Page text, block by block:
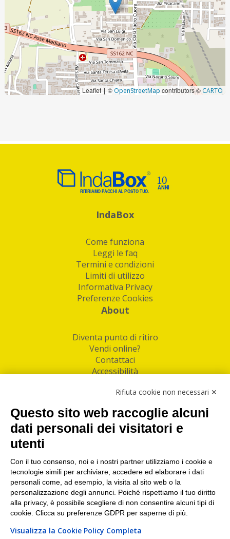
Leaflet | © OpenStreetMap contributors © CARTO
IndaBox
Come funziona
Leggi le faq
Termini e condizioni
Limiti di utilizzo
Informativa Privacy
Preferenze Cookies
About
Diventa punto di ritiro
Vendi online?
Contattaci
Accessibilità
Facebook
Linkedin
I nostri punti di ritiro e spedizione pacchi nelle
maggiori città italiane
Torino|Milano|Roma|Bologna|Firenze| Genova
Napoli|Varese
Rifiuta cookie non necessari ✕
Questo sito web raccoglie alcuni
dati personali dei visitatori e
utenti
Con il tuo consenso, noi e i nostri partner utilizziamo i cookie e
tecnologie simili per archiviare, accedere ed elaborare i dati
personali come, ad esempio, la visita al sito web o la
personalizzazione degli annunci. Poiché rispettiamo il tuo diritto
alla privacy, è possibile scegliere di non consentire alcuni tipi di
cookie. Clicca su preferenze GDPR per saperne di più.
Visualizza la Cookie Policy Completa